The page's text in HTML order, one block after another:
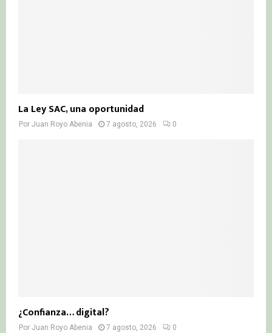
La Ley SAC, una oportunidad
Por Juan Royo Abenia 7 agosto, 2026 0
¿Confianza… digital?
Por Juan Royo Abenia 7 agosto, 2026 0